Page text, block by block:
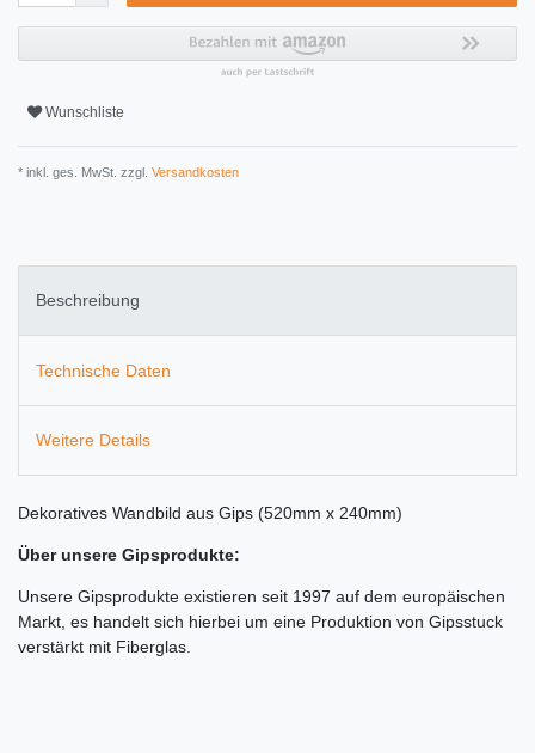
Wunschliste
* inkl. ges. MwSt. zzgl. Versandkosten
Beschreibung
Technische Daten
Weitere Details
Dekoratives Wandbild aus Gips (520mm x 240mm)
Über unsere Gipsprodukte:
Unsere Gipsprodukte existieren seit 1997 auf dem europäischen
Markt, es handelt sich hierbei um eine Produktion von Gipsstuck
verstärkt mit Fiberglas.